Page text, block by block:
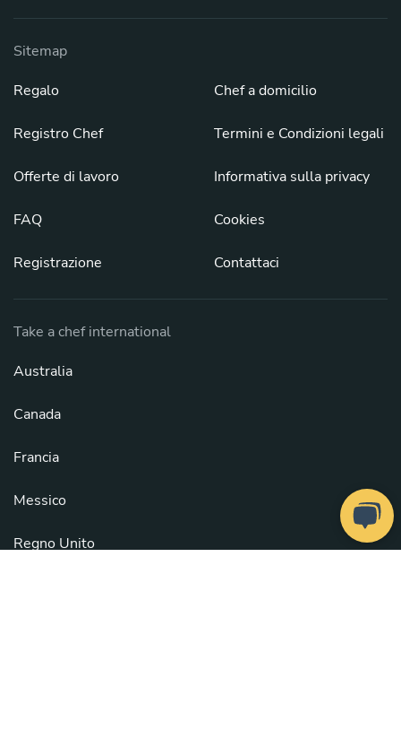
Sitemap
Regalo
Registro Chef
Offerte di lavoro
FAQ
Registrazione
Chef a domicilio
Termini e Condizioni legali
Informativa sulla privacy
Cookies
Contattaci
Take a chef international
Australia
Canada
Francia
Messico
Regno Unito